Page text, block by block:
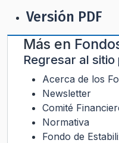
Versión PDF
Más en
Regresar al sitio
Acerca de los
Newsletter
Comité
Normativa
Fondo de